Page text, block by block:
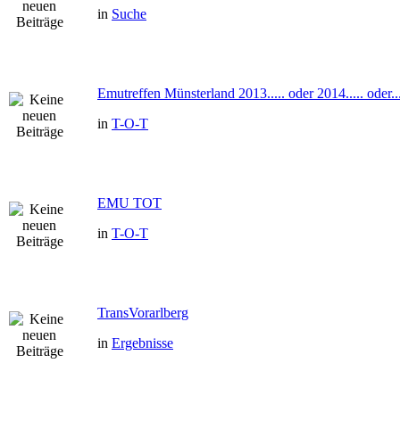
in Suche
Emutreffen Münsterland 2013..... oder 2014.....
in T-O-T
EMU TOT
in T-O-T
TransVorarlberg
in Ergebnisse